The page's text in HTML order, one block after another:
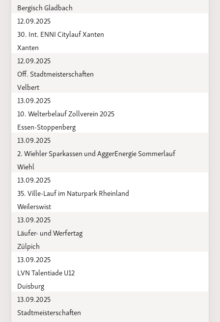
Bergisch Gladbach
12.09.2025
30. Int. ENNI Citylauf Xanten
Xanten
12.09.2025
Off. Stadtmeisterschaften
Velbert
13.09.2025
10. Welterbelauf Zollverein 2025
Essen-Stoppenberg
13.09.2025
2. Wiehler Sparkassen und AggerEnergie Sommerlauf
Wiehl
13.09.2025
35. Ville-Lauf im Naturpark Rheinland
Weilerswist
13.09.2025
Läufer- und Werfertag
Zülpich
13.09.2025
LVN Talentiade U12
Duisburg
13.09.2025
Stadtmeisterschaften